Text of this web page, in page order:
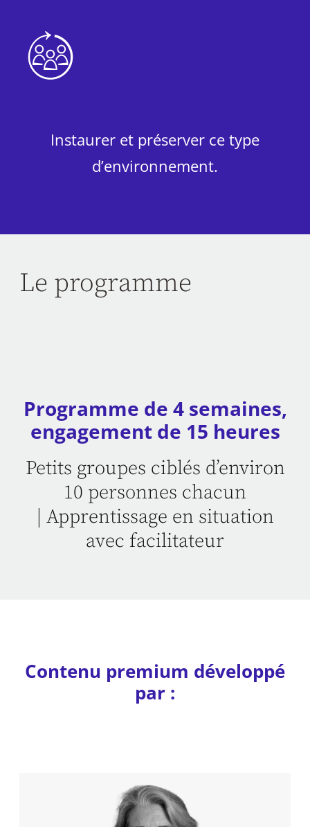
Instaurer et préserver ce type
d’environnement.
Le programme
Programme de 4 semaines,
engagement de 15 heures
Petits groupes ciblés d’environ
10 personnes chacun
| Apprentissage en situation
avec facilitateur
Contenu premium développé
par :